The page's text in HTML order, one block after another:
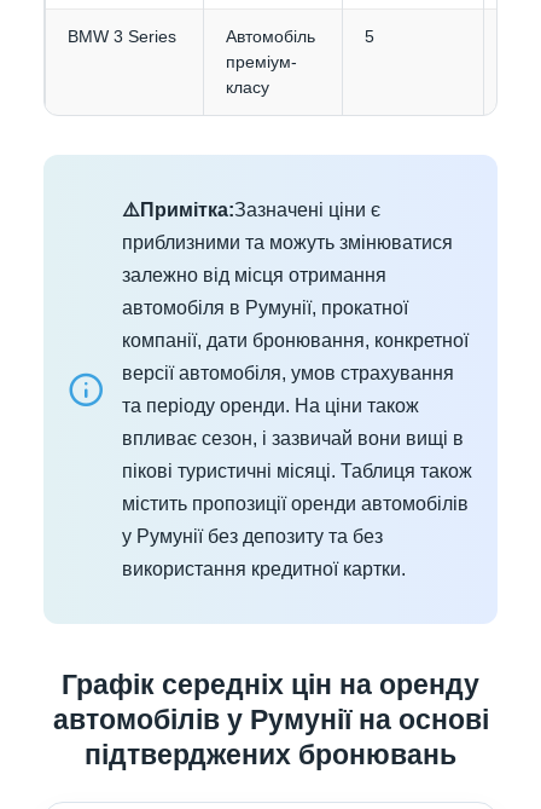
BMW 3 Series
Автомобіль
преміум-
класу
5
⚠️Примітка:Зазначені ціни є
приблизними та можуть змінюватися
залежно від місця отримання
автомобіля в Румунії, прокатної
компанії, дати бронювання, конкретної
версії автомобіля, умов страхування
та періоду оренди. На ціни також
впливає сезон, і зазвичай вони вищі в
пікові туристичні місяці. Таблиця також
містить пропозиції оренди автомобілів
у Румунії без депозиту та без
використання кредитної картки.
Графік середніх цін на оренду
автомобілів у Румунії на основі
підтверджених бронювань